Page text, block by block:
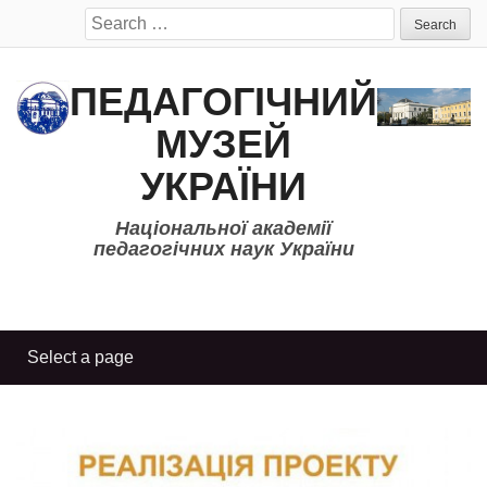
Search
for:
ПЕДАГОГІЧНИЙ
МУЗЕЙ
УКРАЇНИ
Національної академії
педагогічних наук України